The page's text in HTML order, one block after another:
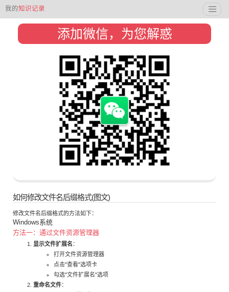
我的知识记录
添加微信，为您解惑
如何修改文件名后缀格式(图文)
修改文件名后缀格式的方法如下：
Windows系统
方法一：通过文件资源管理器
显示文件扩展名 ：
打开文件资源管理器
点击"查看"选项卡
勾选"文件扩展名"选项
重命名文件：